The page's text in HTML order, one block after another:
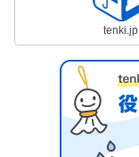
tenki.jp